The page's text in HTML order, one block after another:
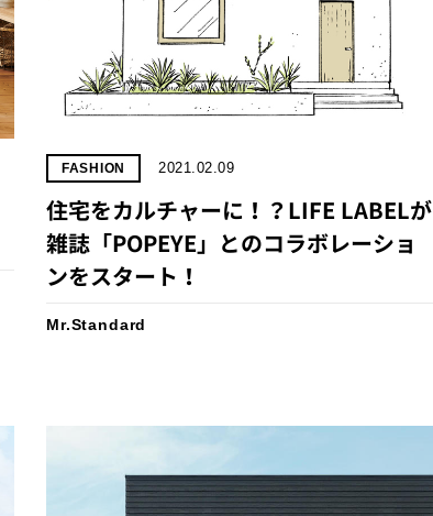
FASHION 2021.02.09
住宅をカルチャーに！？LIFE LABELが
雑誌「POPEYE」とのコラボレーショ
ンをスタート！
Mr.Standard